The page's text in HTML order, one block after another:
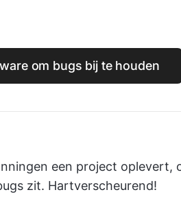
om bugs bij te houden
een project oplevert,
zit. Hartverscheurend!